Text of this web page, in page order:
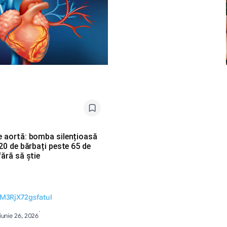
aortă: bomba silențioasă
de bărbați peste 65 de
să știe
26, 2026
·